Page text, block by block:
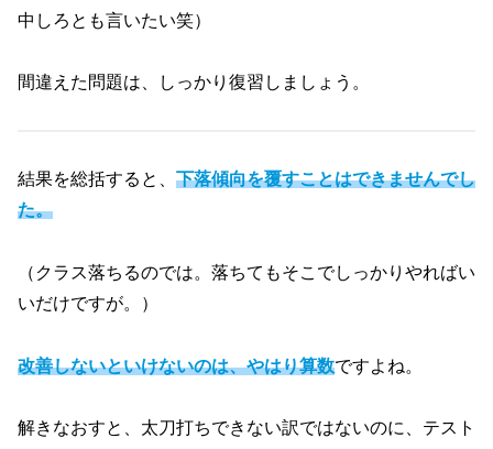
中しろとも言いたい笑）
間違えた問題は、しっかり復習しましょう。
結果を総括すると、 下落傾向を覆すことはできませんでし
た。
（クラス落ちるのでは。落ちてもそこでしっかりやればい
いだけですが。）
改善しないといけないのは、やはり算数ですよね。
解きなおすと、太刀打ちできない訳ではないのに、テスト